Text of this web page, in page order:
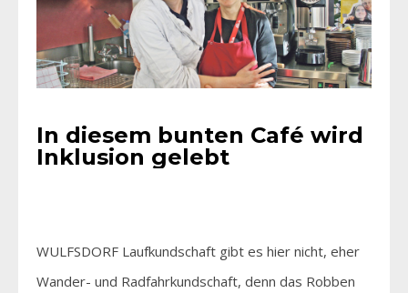
In diesem bunten Café wird
Inklusion gelebt
WULFSDORF Laufkundschaft gibt es hier nicht, eher
Wander- und Radfahrkundschaft, denn das Robben